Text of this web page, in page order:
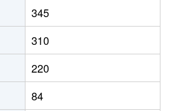
345
310
220
84